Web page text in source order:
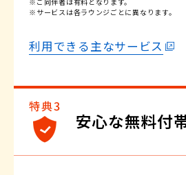
※サービスは各ラウンジごとに異なります。
利用できる主なサービス
安心な無料付